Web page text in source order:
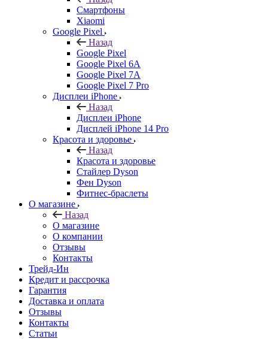
Смартфоны
Xiaomi
Google Pixel
Назад
Google Pixel
Google Pixel 6A
Google Pixel 7А
Google Pixel 7 Pro
Дисплеи iPhone
Назад
Дисплеи iPhone
Дисплей iPhone 14 Pro
Красота и здоровье
Назад
Красота и здоровье
Стайлер Dyson
Фен Dyson
Фитнес-браслеты
О магазине
Назад
О магазине
О компании
Отзывы
Контакты
Трейд-Ин
Кредит и рассрочка
Гарантия
Доставка и оплата
Отзывы
Контакты
Статьи